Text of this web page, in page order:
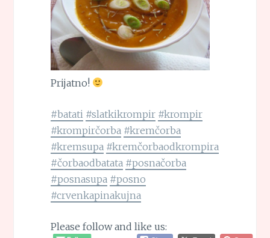
Prijatno!
#batati #slatkikrompir #krompir
#krompirčorba #kremčorba
#kremsupa #kremčorbaodkrompira
#čorbaodbatata #posnačorba
#posnasupa #posno
#crvenkapinakujna
Please follow and like us: